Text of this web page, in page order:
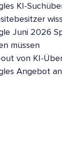
KI-
Juni 2026
müssen
von KI-
Angebot